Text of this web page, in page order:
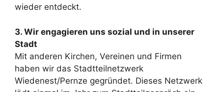
wieder entdeckt.
3. Wir engagieren uns sozial und in unserer
Stadt
Mit anderen Kirchen, Vereinen und Firmen
haben wir das Stadtteilnetzwerk
Wiedenest/Pernze gegründet. Dieses Netzwerk